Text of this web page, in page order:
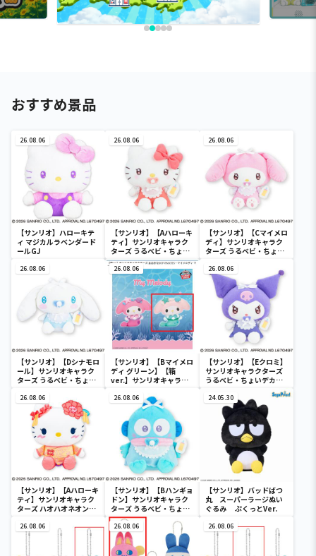
おすすめ景品
26.08.06
【サンリオ】ハローキテ
ィ マジカルラベンダード
ールGJ
26.08.06
【サンリオ】【Aハローキ
ティ】サンリオキャラク
ターズ うるベビ・ちょい
デカドール
26.08.06
【サンリオ】【Cマイメロ
ディ】サンリオキャラク
ターズ うるベビ・ちょい
26.08.06
【サンリオ】【Dシナモロ
ール】サンリオキャラク
ターズ うるベビ・ちょい
26.08.06
【サンリオ】【Bマイメロ
ディ グリーン】【箱
ver.】サンリオキャラク
SOFVIMATES～マイメロ
ディ マーメイドver. ～
26.08.06
【サンリオ】【Eクロミ】
サンリオキャラクターズ
うるベビ・ちょいデカド
26.08.06
【サンリオ】【Aハローキ
ティ】サンリオキャラク
ターズ ハオハオネオンタ
26.08.06
【サンリオ】【Bハンギョ
ドン】サンリオキャラク
ターズ うるベビ・ちょい
デカドール
24.05.30
【サンリオ】バッドばつ
丸 スーパーラージぬい
ぐるみ ぷくっとVer.
26.08.06 26.08.06 26.08.06